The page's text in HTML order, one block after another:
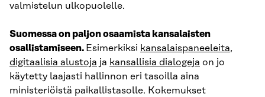
valmistelun ulkopuolelle.
Suomessa on paljon osaamista kansalaisten
osallistamiseen. Esimerkiksi kansalaispaneeleita,
digitaalisia alustoja ja kansallisia dialogeja on jo
käytetty laajasti hallinnon eri tasoilla aina
ministeriöistä paikallistasolle. Kokemukset